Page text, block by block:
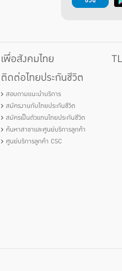
เพื่อสังคมไทย
ติดต่อไทยประกันชีวิต
สอบถามแนะนำบริการ
สมัครงานกับไทยประกันชีวิต
สมัครเป็นตัวแทนไทยประกันชีวิต
ค้นหาสาขาและศูนย์บริการลูกค้า
ศูนย์บริการลูกค้า CSC